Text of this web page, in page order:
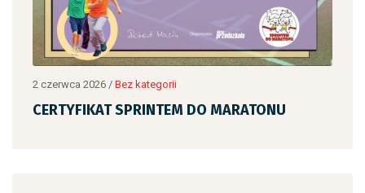
2 czerwca 2026 / Bez kategorii
CERTYFIKAT SPRINTEM DO MARATONU